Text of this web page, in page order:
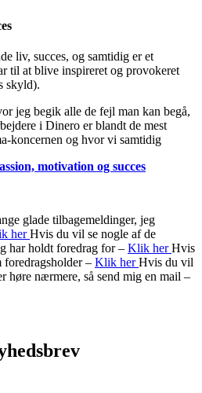
liv, succes, og samtidig er et
til at blive inspireret og provokeret
skyld).
jeg begik alle de fejl man kan begå,
i Dinero er blandt de mest
koncernen og hvor vi samtidig
motivation og succes
glade tilbagemeldinger, jeg
herHvis du vil se nogle af de
har holdt foredrag for – Klik herHvis
– Klik herHvis du vil
høre nærmere, så send mig en mail –